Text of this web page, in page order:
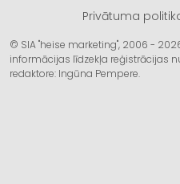
Privātuma
© SIA "heise marketing", 2006 -
informācijas līdzekļa reģistrācijas
redaktore: Ingūna Pempere.